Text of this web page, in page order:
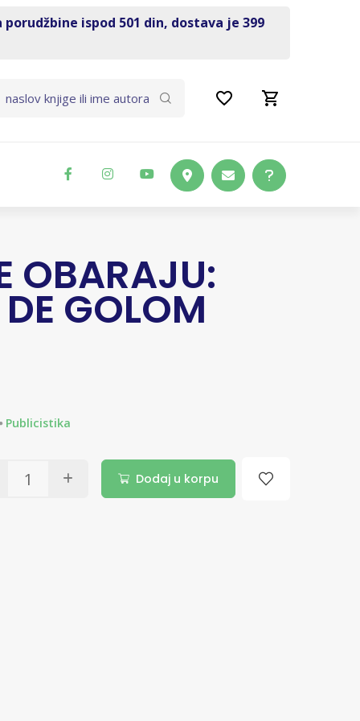
ispod 501 din, dostava je 399
OBARAJU:
GOLOM
Publicistika
Dodaj u korpu